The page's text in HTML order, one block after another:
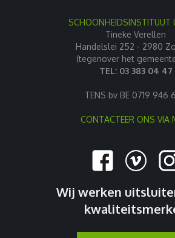
SCHOONHEIDSINSTITUUT
Tineke Verellen
Handelslei 252 - 2980
(tegenover het
TEL: 03 383 04 47
TENS bv BE 0719 946
CONTACTEER ONS VIA
Wij werken